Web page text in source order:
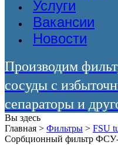
Услуги
Вакансии
Новости
Производим
сосуды с
сепараторы и
Вы здесь
Главная > Фильтры > FSU
Сорбционный фильтр